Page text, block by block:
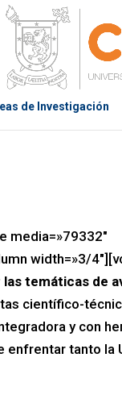
de Investigación
media=»79332″
width=»3/
temáticas de
científico-
y con
tanto la